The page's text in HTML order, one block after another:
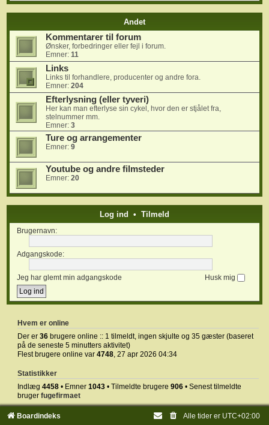
Andet
Kommentarer til forum
Ønsker, forbedringer eller fejl i forum.
Emner: 11
Links
Links til forhandlere, producenter og andre fora.
Emner: 204
Efterlysning (eller tyveri)
Her kan man efterlyse sin cykel, hvor den er stjålet fra,
stelnummer mm.
Emner: 3
Ture og arrangementer
Emner: 9
Youtube og andre filmsteder
Emner: 20
Log ind • Tilmeld
Brugernavn:
Adgangskode:
Jeg har glemt min adgangskode Husk mig
Hvem er online
Der er 36 brugere online :: 1 tilmeldt, ingen skjulte og 35 gæster (baseret
på de seneste 5 minutters aktivitet)
Flest brugere online var 4748, 27 apr 2026 04:34
Statistikker
Indlæg 4458 • Emner 1043 • Tilmeldte brugere 906 • Senest tilmeldte
bruger fugefirmaet
Boardindeks Alle tider er UTC+02:00